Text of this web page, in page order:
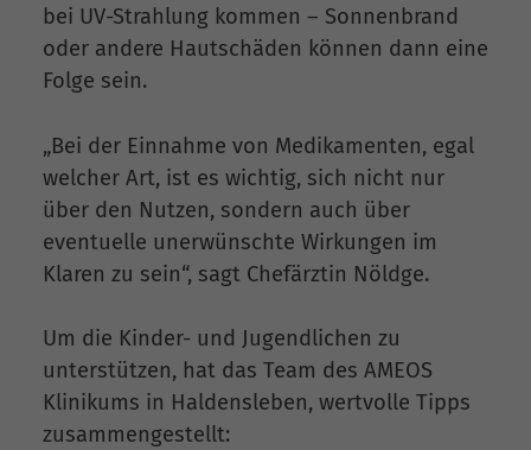
bei UV-Strahlung kommen – Sonnenbrand
oder andere Hautschäden können dann eine
Folge sein.
„Bei der Einnahme von Medikamenten, egal
welcher Art, ist es wichtig, sich nicht nur
über den Nutzen, sondern auch über
eventuelle unerwünschte Wirkungen im
Klaren zu sein“, sagt Chefärztin Nöldge.
Um die Kinder- und Jugendlichen zu
unterstützen, hat das Team des AMEOS
Klinikums in Haldensleben, wertvolle Tipps
zusammengestellt: